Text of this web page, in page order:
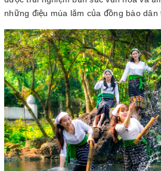
những điệu múa lăm của đồng bào dân